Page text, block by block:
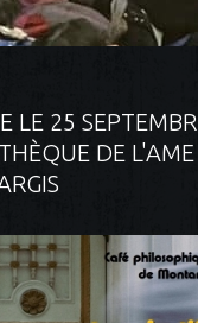
LE 25
DE